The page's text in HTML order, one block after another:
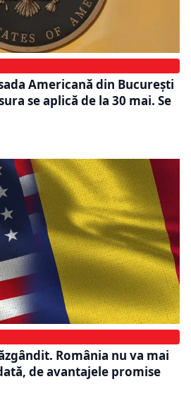
Americană din București
se aplică de la 30 mai. Se
România nu va mai
de avantajele promise